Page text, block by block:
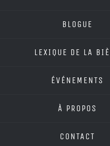
BLOGUE
LEXIQUE DE LA
ÉVÉNEMENTS
À PROPOS
CONTACT